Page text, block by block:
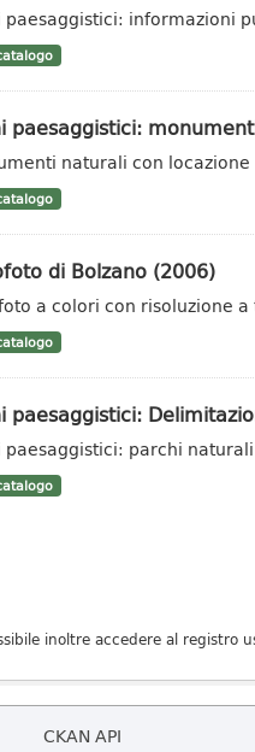
paesaggistici: informazioni
paesaggistici:
naturali con
di Bolzano (2006)
a colori con risoluzione
paesaggistici:
paesaggistici: parchi
inoltre accedere al registro
CKAN API